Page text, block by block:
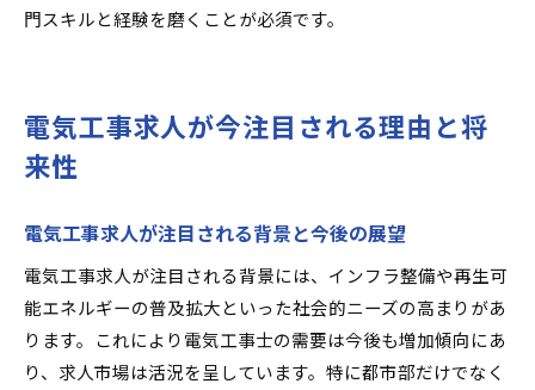
門スキルと経験を磨くことが必須です。
電気工事求人が今注目される理由と将
来性
電気工事求人が注目される背景と今後の展望
電気工事求人が注目される背景には、インフラ整備や再生可
能エネルギーの普及拡大といった社会的ニーズの高まりがあ
ります。これにより電気工事士の需要は今後も増加傾向にあ
り、求人市場は活況を呈しています。特に都市部だけでなく